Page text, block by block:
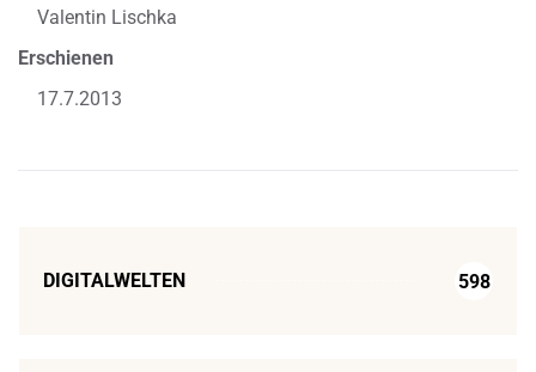
Valentin Lischka
Erschienen
17.7.2013
DIGITALWELTEN 598